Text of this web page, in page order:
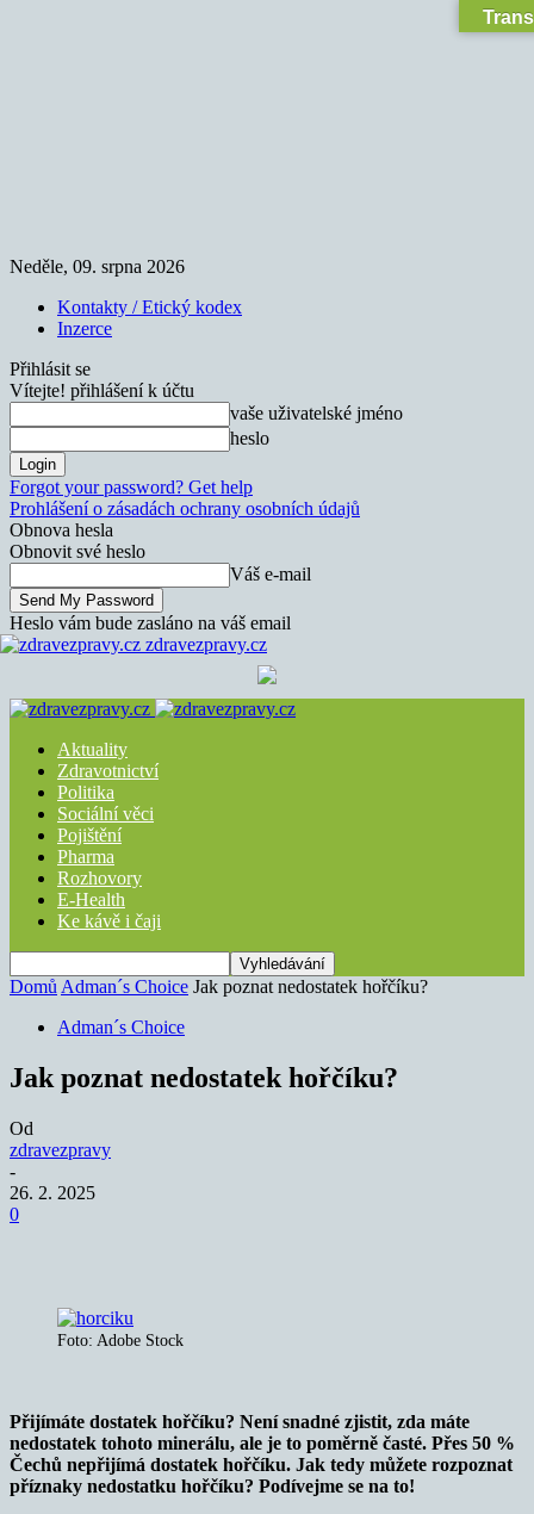
Neděle, 09. srpna 2026
Kontakty / Etický kodex
Inzerce
Přihlásit se
Vítejte! přihlášení k účtu
vaše uživatelské jméno
heslo
Forgot your password? Get help
Prohlášení o zásadách ochrany osobních údajů
Obnova hesla
Obnovit své heslo
Váš e-mail
Heslo vám bude zasláno na váš email
zdravezpravy.cz
Aktuality
Zdravotnictví
Politika
Sociální věci
Pojištění
Pharma
Rozhovory
E-Health
Ke kávě i čaji
Domů Adman´s Choice Jak poznat nedostatek hořčíku?
Adman´s Choice
Jak poznat nedostatek hořčíku?
Od
zdravezpravy
-
26. 2. 2025
0
Foto: Adobe Stock
Přijímáte dostatek hořčíku? Není snadné zjistit, zda máte
nedostatek tohoto minerálu, ale je to poměrně časté. Přes 50 %
Čechů nepřijímá dostatek hořčíku. Jak tedy můžete rozpoznat
příznaky nedostatku hořčíku? Podívejme se na to!